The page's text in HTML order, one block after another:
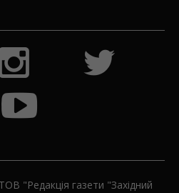
"Редакція газети "Західний